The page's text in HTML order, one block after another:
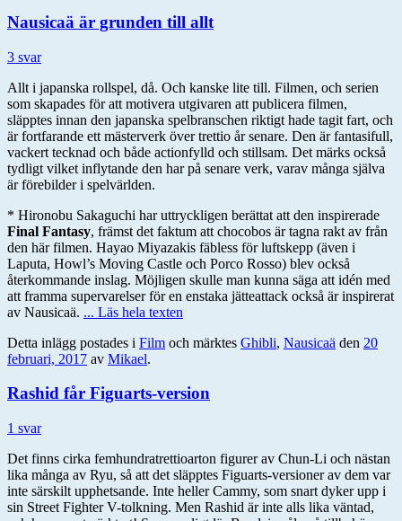
Nausicaä är grunden till allt
3 svar
Allt i japanska rollspel, då. Och kanske lite till. Filmen, och serien
som skapades för att motivera utgivaren att publicera filmen,
släpptes innan den japanska spelbranschen riktigt hade tagit fart, och
är fortfarande ett mästerverk över trettio år senare. Den är fantasifull,
vackert tecknad och både actionfylld och stillsam. Det märks också
tydligt vilket inflytande den har på senare verk, varav många själva
är förebilder i spelvärlden.
* Hironobu Sakaguchi har uttryckligen berättat att den inspirerade
Final Fantasy, främst det faktum att chocobos är tagna rakt av från
den här filmen. Hayao Miyazakis fäbless för luftskepp (även i
Laputa, Howl’s Moving Castle och Porco Rosso) blev också
återkommande inslag. Möjligen skulle man kunna säga att idén med
att framma supervarelser för en enstaka jätteattack också är inspirerat
av Nausicaä. ... Läs hela texten
Detta inlägg postades i Film och märktes Ghibli, Nausicaä den 20
februari, 2017 av Mikael.
Rashid får Figuarts-version
1 svar
Det finns cirka femhundratrettioarton figurer av Chun-Li och nästan
lika många av Ryu, så att det släpptes Figuarts-versioner av dem var
inte särskilt upphetsande. Inte heller Cammy, som snart dyker upp i
sin Street Fighter V-tolkning. Men Rashid är inte alls lika väntad,